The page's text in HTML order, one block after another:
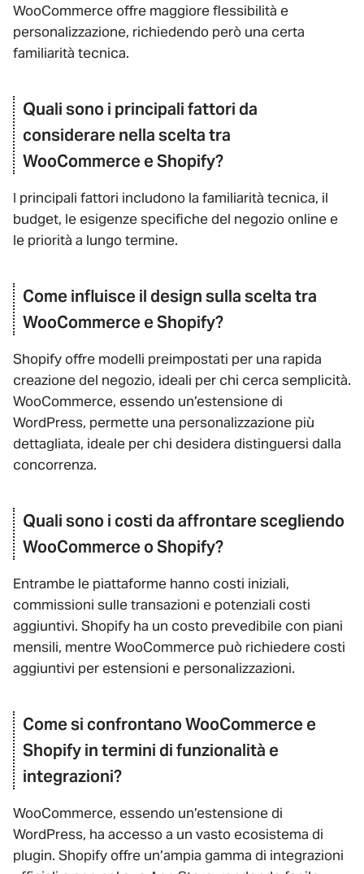
WooCommerce offre maggiore flessibilità e
personalizzazione, richiedendo però una certa
familiarità tecnica.
Quali sono i principali fattori da
considerare nella scelta tra
WooCommerce e Shopify?
I principali fattori includono la familiarità tecnica, il
budget, le esigenze specifiche del negozio online e
le priorità a lungo termine.
Come influisce il design sulla scelta tra
WooCommerce e Shopify?
Shopify offre modelli preimpostati per una rapida
creazione del negozio, ideali per chi cerca semplicità.
WooCommerce, essendo un’estensione di
WordPress, permette una personalizzazione più
dettagliata, ideale per chi desidera distinguersi dalla
concorrenza.
Quali sono i costi da affrontare scegliendo
WooCommerce o Shopify?
Entrambe le piattaforme hanno costi iniziali,
commissioni sulle transazioni e potenziali costi
aggiuntivi. Shopify ha un costo prevedibile con piani
mensili, mentre WooCommerce può richiedere costi
aggiuntivi per estensioni e personalizzazioni.
Come si confrontano WooCommerce e
Shopify in termini di funzionalità e
integrazioni?
WooCommerce, essendo un’estensione di
WordPress, ha accesso a un vasto ecosistema di
plugin. Shopify offre un’ampia gamma di integrazioni